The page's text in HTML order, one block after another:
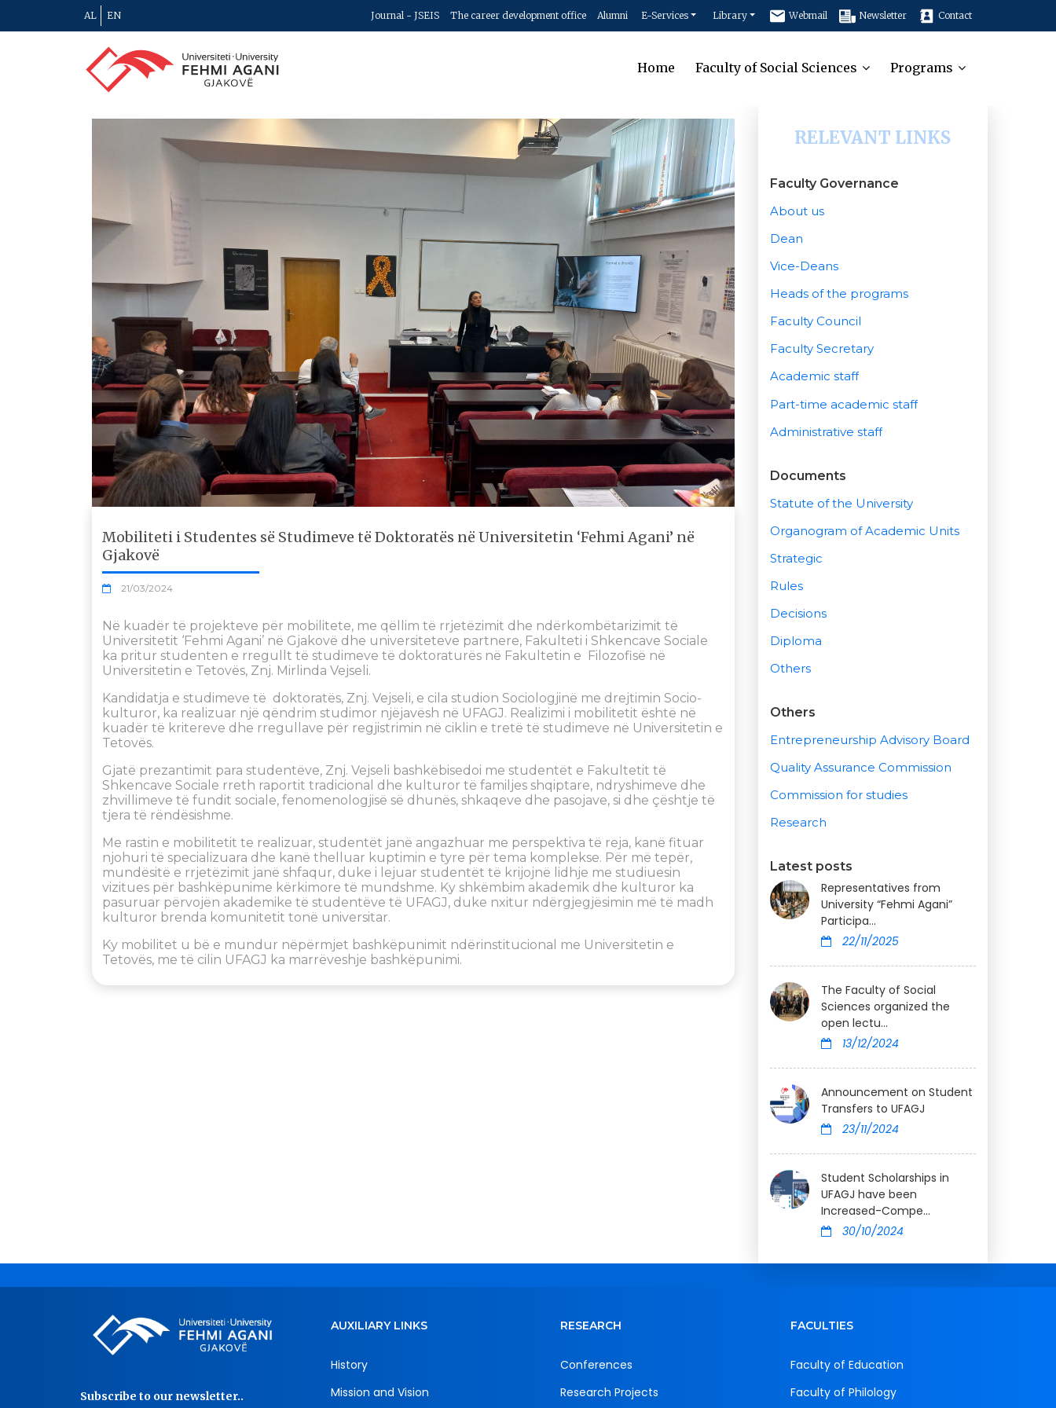
AL EN Journal - JSEIS The career development office Alumni E-Services Library Webmail Newsletter Contact
Home Faculty of Social Sciences Programs
Mobiliteti i Studentes së Studimeve të Doktoratës në Universitetin ‘Fehmi Agani’ në
Gjakovë
21/03/2024
Në kuadër të projekteve për mobilitete, me qëllim të rrjetëzimit dhe ndërkombëtarizimit të
Universitetit ‘Fehmi Agani’ në Gjakovë dhe universiteteve partnere, Fakulteti i Shkencave Sociale
ka pritur studenten e rregullt të studimeve të doktoraturës në Fakultetin e Filozofisë në
Universitetin e Tetovës, Znj. Mirlinda Vejseli.
Kandidatja e studimeve të doktoratës, Znj. Vejseli, e cila studion Sociologjinë me drejtimin Socio-
kulturor, ka realizuar një qëndrim studimor njëjavësh në UFAGJ. Realizimi i mobilitetit është në
kuadër të kritereve dhe rregullave për regjistrimin në ciklin e tretë të studimeve në Universitetin e
Tetovës.
Gjatë prezantimit para studentëve, Znj. Vejseli bashkëbisedoi me studentët e Fakultetit të
Shkencave Sociale rreth raportit tradicional dhe kulturor të familjes shqiptare, ndryshimeve dhe
zhvillimeve të fundit sociale, fenomenologjisë së dhunës, shkaqeve dhe pasojave, si dhe çështje të
tjera të rëndësishme.
Me rastin e mobilitetit te realizuar, studentët janë angazhuar me perspektiva të reja, kanë fituar
njohuri të specializuara dhe kanë thelluar kuptimin e tyre për tema komplekse. Për më tepër,
mundësitë e rrjetëzimit janë shfaqur, duke i lejuar studentët të krijojnë lidhje me studiuesin
vizitues për bashkëpunime kërkimore të mundshme. Ky shkëmbim akademik dhe kulturor ka
pasuruar përvojën akademike të studentëve të UFAGJ, duke nxitur ndërgjegjësimin më të madh
kulturor brenda komunitetit tonë universitar.
Ky mobilitet u bë e mundur nëpërmjet bashkëpunimit ndërinstitucional me Universitetin e
Tetovës, me të cilin UFAGJ ka marrëveshje bashkëpunimi.
RELEVANT LINKS
Faculty Governance
About us
Dean
Vice-Deans
Heads of the programs
Faculty Council
Faculty Secretary
Academic staff
Part-time academic staff
Administrative staff
Documents
Statute of the University
Organogram of Academic Units
Strategic
Rules
Decisions
Diploma
Others
Others
Entrepreneurship Advisory Board
Quality Assurance Commission
Commission for studies
Research
Latest posts
Representatives from
University “Fehmi Agani”
Participa...
22/11/2025
The Faculty of Social
Sciences organized the
open lectu...
13/12/2024
Announcement on Student
Transfers to UFAGJ
23/11/2024
Student Scholarships in
UFAGJ have been
Increased-Compe...
30/10/2024
Subscribe to our newsletter..
AUXILIARY LINKS
History
Mission and Vision
RESEARCH
Conferences
Research Projects
FACULTIES
Faculty of Education
Faculty of Philology